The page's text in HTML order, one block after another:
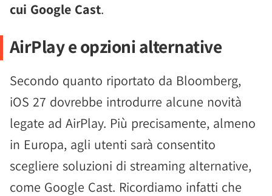
cui Google Cast.
AirPlay e opzioni alternative
Secondo quanto riportato da Bloomberg,
iOS 27 dovrebbe introdurre alcune novità
legate ad AirPlay. Più precisamente, almeno
in Europa, agli utenti sarà consentito
scegliere soluzioni di streaming alternative,
come Google Cast. Ricordiamo infatti che